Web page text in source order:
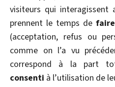
visiteurs qui interagissent
prennent le temps de
(acceptation, refus ou
comme on l’a vu
correspond à la part
consenti à l’utilisation de